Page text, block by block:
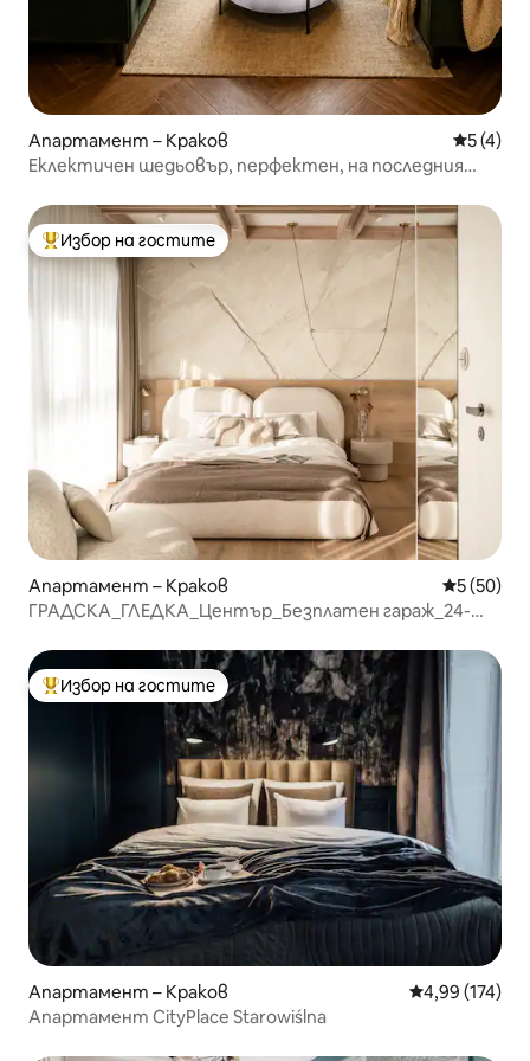
Апартамент – Краков Средна
5 (4)
Еклектичен шедьовър, перфектен, на последния
Най-популярен избор на гостите
Избор на гостите
Апартамент – Краков Средна
5 (50)
ГРАДСКА_ГЛЕДКА_Център_Безплатен гараж_24-
Най-популярен избор на гостите
Избор на гостите
Апартамент – Краков Средна
4,99 (174)
Апартамент CityPlace Starowiślna